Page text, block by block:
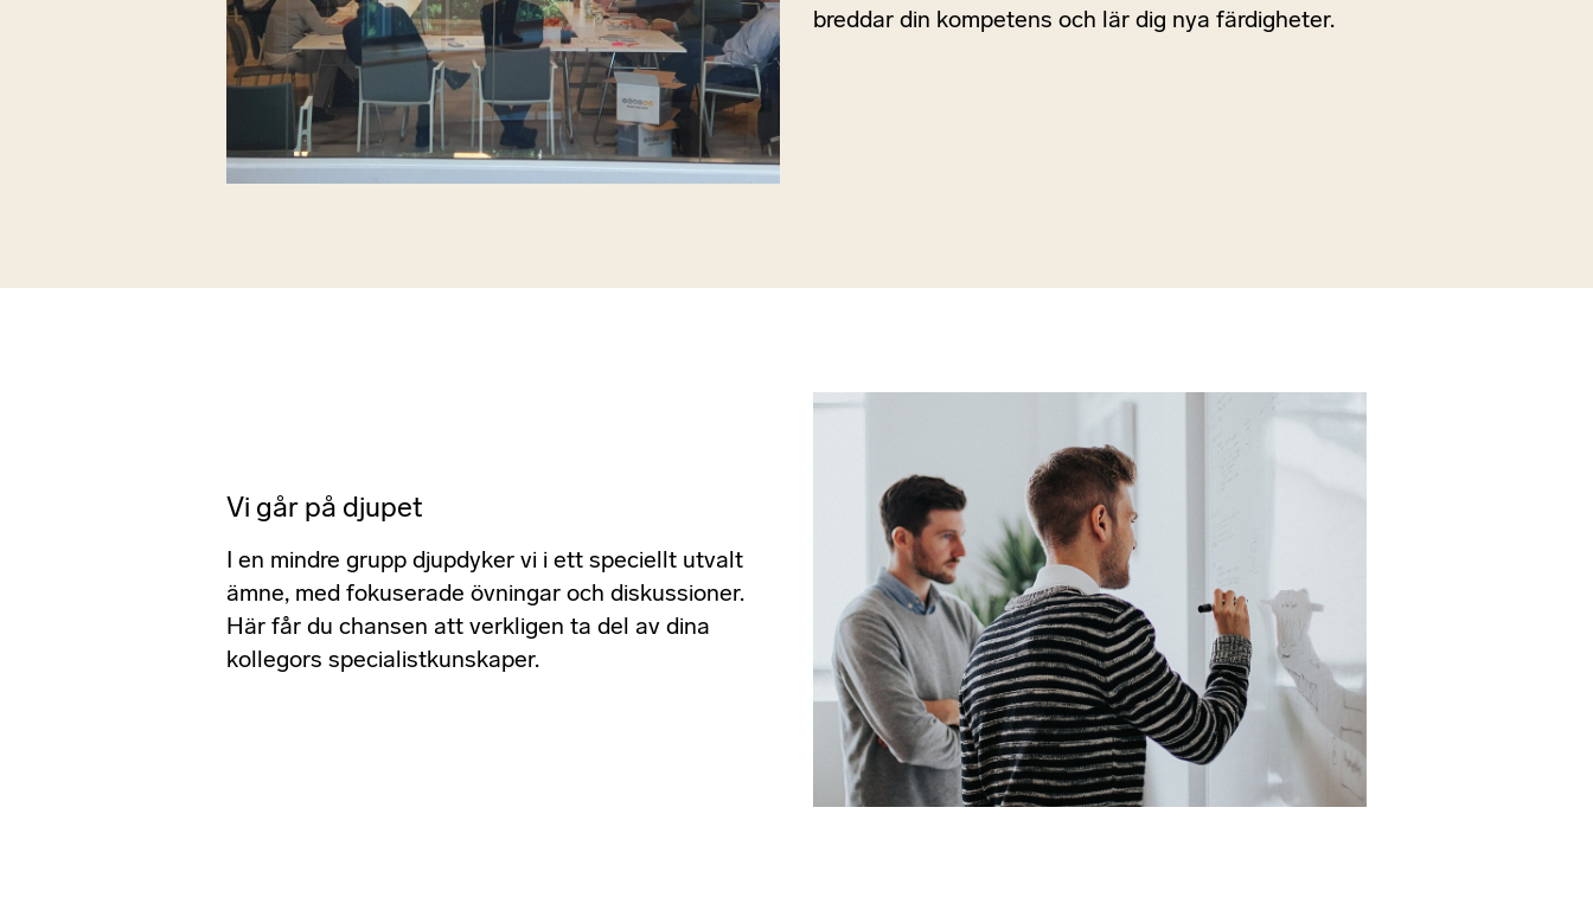
breddar din kompetens och lär dig nya färdigheter.
Vi går på djupet
I en mindre grupp djupdyker vi i ett speciellt utvalt
ämne, med fokuserade övningar och diskussioner.
Här får du chansen att verkligen ta del av dina
kollegors specialistkunskaper.